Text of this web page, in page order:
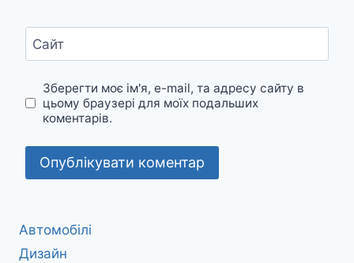
Сайт
Зберегти моє ім'я, e-mail, та адресу сайту в
цьому браузері для моїх подальших
коментарів.
Автомобілі
Дизайн